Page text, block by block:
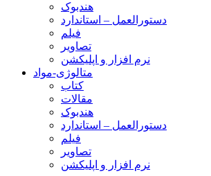
هندبوک
دستورالعمل – استاندارد
فیلم
تصاویر
نرم افزار و اپلیکشن
متالوژی-مواد
کتاب
مقالات
هندبوک
دستورالعمل – استاندارد
فیلم
تصاویر
نرم افزار و اپلیکشن